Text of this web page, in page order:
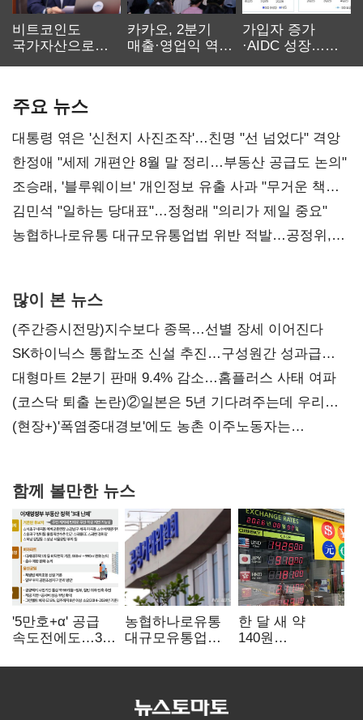
비트코인도
국가자산으로…'
카카오, 2분기
매출·영업익 역대
가입자 증가
·AIDC 성장…
주요 뉴스
대통령 엮은 '신천지 사진조작'…친명 "선 넘었다" 격앙
한정애 "세제 개편안 8월 말 정리…부동산 공급도 논의"
조승래, '블루웨이브' 개인정보 유출 사과 "무거운 책임
통감"
김민석 "일하는 당대표"…정청래 "의리가 제일 중요"
농협하나로유통 대규모유통업법 위반 적발…공정위,
많이 본 뉴스
(주간증시전망)지수보다 종목…선별 장세 이어진다
SK하이닉스 통합노조 신설 추진…구성원간 성과급
불만 확산
대형마트 2분기 판매 9.4% 감소…홈플러스 사태 여파
(코스닥 퇴출 논란)②일본은 5년 기다려주는데 우리는
당장 퇴출?…시간만으론 부족한 코스닥 구하기
(현장+)'폭염중대경보'에도 농촌 이주노동자는
함께 볼만한 뉴스
'5만호+α' 공급
속도전에도…3대
농협하나로유통
대규모유통업법
공정위, 과징금
부과
한 달 새 약
140원
엔저'에 원화